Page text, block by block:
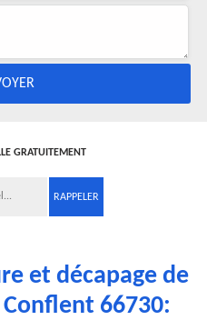
GRATUITEMENT
et décapage de
66730: